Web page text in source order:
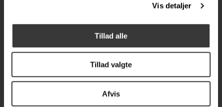
Vis detaljer
Tillad alle
Tillad valgte
Afvis
Onsdag
10:00-17:30
Fredag
10:00-17:30